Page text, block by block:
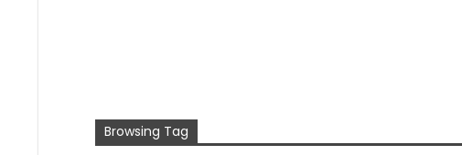
Browsing Tag